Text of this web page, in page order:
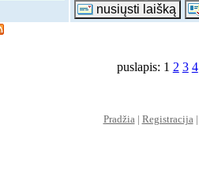
puslapis: 1 2 3 4
Pradžia | Registracija |